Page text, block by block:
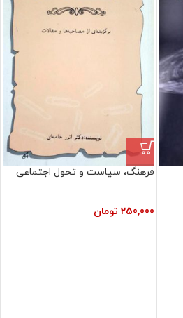
فرهنگ، سیاست و تحول اجتماعی
250,000 تومان